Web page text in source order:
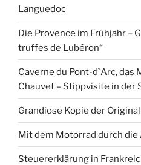
Languedoc
Die Provence im Frühjahr –
truffes de Lubéron“
Caverne du Pont-d`Arc, das
Chauvet – Stippvisite in der
Grandiose Kopie der
Mit dem Motorrad durch die
Steuererklärung in